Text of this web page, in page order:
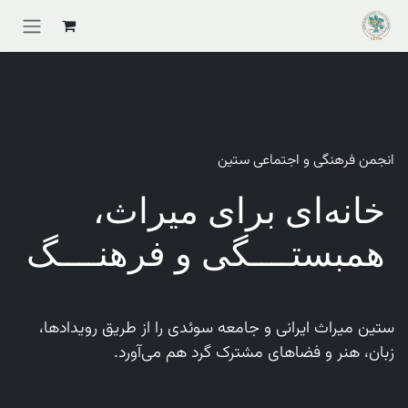
Skip to Content
انجمن فرهنگی و اجتماعی ستین
خانه‌ای برای میراث،
همبستــــگی و فرهنــــگ
ستین میراث ایرانی و جامعه سوئدی را از طریق رویدادها،
زبان، هنر و فضاهای مشترک گرد هم می‌آورد.